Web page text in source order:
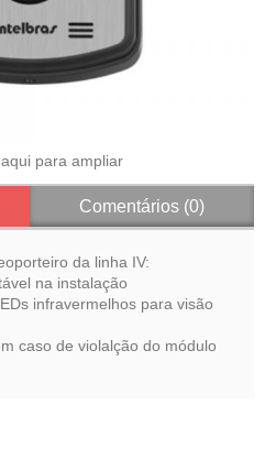
para ampliar
Comentários (0)
da linha IV:
na instalação
infravermelhos para visão
caso de violalção do módulo